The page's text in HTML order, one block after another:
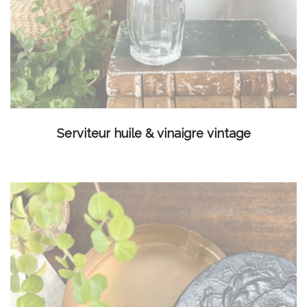
LIRE LA SUITE
Serviteur huile & vinaigre vintage